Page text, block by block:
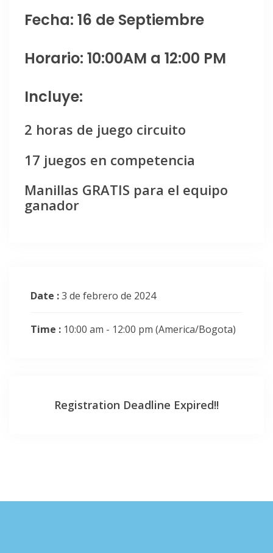
Fecha: 16 de Septiembre
Horario: 10:00AM a 12:00 PM
Incluye:
2 horas de juego circuito
17 juegos en competencia
Manillas GRATIS para el equipo
ganador
Date :3 de febrero de 2024
Time : 10:00 am - 12:00 pm (America/Bogota)
Registration Deadline Expired!!